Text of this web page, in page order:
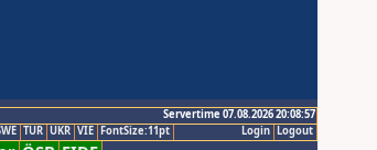
Servertime 07.08.2026 20:08:57
Logout
Login
TUR UKR VIE FontSize:11pt